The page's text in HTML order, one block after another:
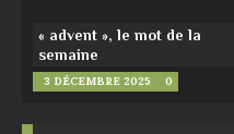
« advent », le mot de la
semaine
3 DÉCEMBRE 2025 0